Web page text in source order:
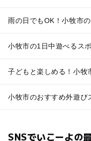
雨の日でもOK！小牧市
小牧市の1日中遊べるス
子どもと楽しめる！小牧
小牧市のおすすめ外遊び
SNSでいこーよの